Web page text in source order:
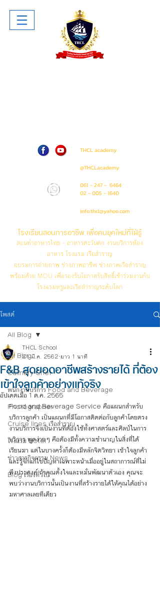
THCL academy
@THCLacademy
061 - 247 - 6464
02 - 005 - 1640
info.thcl@yahoo.com
โรงเรียนสอนการอาชีพ เพื่อคนยุคใหม่ที่ใฝ่รู้
สอนทำอาหารไทย - อาหารตะวันตก งานบริการห้อง
อาหาร โรงแรม เรือสำราญ
อบรมการถ่ายภาพ ช่างภาพอาชีพ ช่างภาพเรือสำราญ
พร้อมด้วย MOU เพื่อรองรับโอกาสรับสิทธิ์เข้าร่วมงานกับ
โรงแรมหรูและเรือสำราญระดับโลก
โพสต์
All Blog
Culinary Chef
พนักงานบริการ Food and Beverage
Photographer
Cruise lines เรือสำราญ
โรงแรม Hotel
ข่าวสารกิจกรรม News
Blog เรื่องทั่วไป
All Blog
F&B สุดยอดอาชีพสร้างรายได้ ที่ต้อง
เข้าใจลูกค้าอย่างแท้จริง
THCL School
21 มี.ค. 2562 ยาว 1 นาที
อัปเดตเมื่อ 1 ต.ค. 2565
Food and Beverage Service คือแผนกสำหรับ
บริการลูกค้า เป็นแผนกที่มีโอกาสติดต่อกับลูกค้าโดยตรง
งานบริการจึงเป็นงานทีต้องใช้ทั้งศาสตร์และศิลป์ในการ
บริการ พูดง่ายๆ คือต้องมีทั้งความชำนาญในสิ่งที่ได้
เรียนมา แต่ในบางครั้งก็ต้องมีหลักจิตวิทยา เข้าใจลูกค้า
และรู้จักแก้ไขปัญหาเฉพาะหน้าเมื่ออยู่ในสถาการณ์ที่ไม่
พึงประสงค์ ถ้าคุณตั้งใจและหมั่นพัฒนาตัวเอง คุณจะ
พบว่างานบริการนั้นเป็นงานที่สร้างรายได้ให้คุณได้อย่าง
มหาศาลเลยทีเดียว